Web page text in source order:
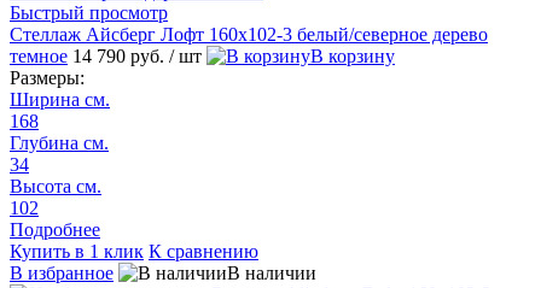
Быстрый просмотр
Стеллаж Айсберг Лофт 160х102-3 белый/северное дерево
темное 14 790 руб. / шт
В корзину
Размеры:
Ширина см.
168
Глубина см.
34
Высота см.
102
Подробнее
Купить в 1 клик К сравнению
В избранное
В наличии